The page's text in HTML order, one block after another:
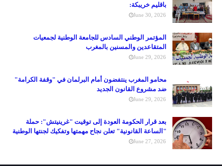
باقليم خريبكة:
June 30, 2026
المؤتمر الوطني السادس للجامعة الوطنية لجمعيات
المتقاعدين والمسنين بالمغرب
June 29, 2026
محامو المغرب ينتفضون أمام البرلمان في "وقفة الكرامة"
ضد مشروع القانون الجديد
June 29, 2026
بعد قرار الحكومة العودة إلى توقيت "غرينيتش": حملة
"الساعة القانونية" تعلن نجاح مهمتها وتفكيك لجنتها الوطنية
June 27, 2026